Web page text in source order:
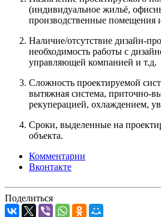
(индивидуальное жильё,
производственные помещения
Наличие/отсутствие дизайн-
необходимость работы с
управляющей компанией и т.д.
Сложность проектируемой
вытяжная система, приточно-
рекуперацией, охлаждением,
Сроки, выделенные на
объекта.
Комментарии
Вконтакте
Поделиться